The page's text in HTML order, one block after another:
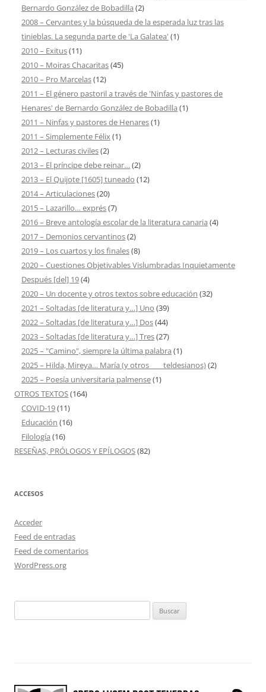
Bernardo González de Bobadilla (2)
2008 – Cervantes y la búsqueda de la esperada luz tras las
tinieblas. La segunda parte de 'La Galatea' (1)
2010 – Exitus(11)
2010 – Moiras Chacaritas(45)
2010 – Pro Marcelas(12)
2011 – El género pastoril a través de 'Ninfas y pastores de
Henares' de Bernardo González de Bobadilla (1)
2011 – Ninfas y pastores de Henares(1)
2011 – Simplemente Félix(1)
2012 – Lecturas civiles(2)
2013 – El príncipe debe reinar… (2)
2013 – El Quijote [1605] tuneado (12)
2014 – Articulaciones(20)
2015 – Lazarillo… exprés(7)
2016 – Breve antología escolar de la literatura canaria (4)
2017 – Demonios cervantinos(2)
2019 – Los cuartos y los finales(8)
2020 – Cuestiones Objetivables Vislumbradas Inquietamente
Después [del] 19(4)
2020 – Un docente y otros textos sobre educación (32)
2021 – Soltadas [de literatura y…] Uno (39)
2022 – Soltadas [de literatura y…] Dos(44)
2023 – Soltadas [de literatura y…] Tres(27)
2025 – "Camino", siempre la última palabra (1)
2025 – Hilda, Mireya… María (y otros ___ teldesianos)(2)
2025 – Poesía universitaria palmense(1)
OTROS TEXTOS(164)
COVID-19(11)
Educación (16)
Filología (16)
RESEÑAS, PRÓLOGOS Y EPÍLOGOS(82)
ACCESOS
Acceder
Feed de entradas
Feed de comentarios
WordPress.org